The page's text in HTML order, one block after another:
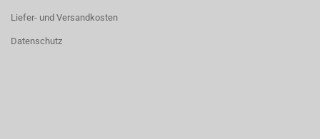
Liefer- und Versandkosten
Datenschutz